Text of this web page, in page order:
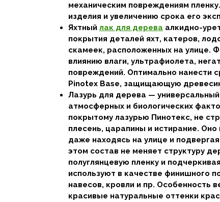
механическим повреждениям
изделия и увеличению срока его
Яхтный лак для дерева алкидно-
покрытия деталей яхт, катеров,
скамеек, расположенных на улице.
влиянию влаги, ультрафиолета,
повреждений. Оптимально нанести
Pinotex Base, защищающую
Лазурь для дерева —
атмосферных и биологических
покрытому лазурью Пинотекс, не
плесень, царапины и истирание.
даже находясь на улице и
этом состав не меняет структуру
полуглянцевую пленку и
используют в качестве финишного
навесов, кровли и пр. Особенность
красивые натуральные оттенки